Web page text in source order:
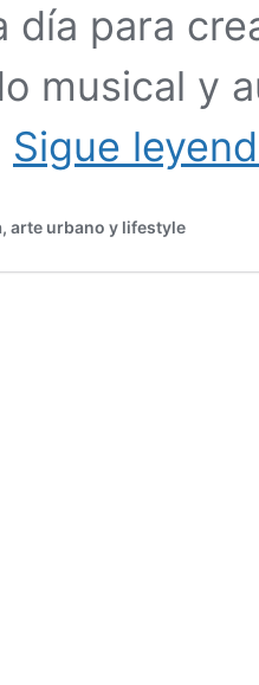
día para
musical y
Sigue
arte urbano y lifestyle